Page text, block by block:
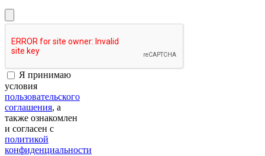
Я принимаю
условия
пользовательского
соглашения, а
также ознакомлен
и согласен с
политикой
конфиденциальности